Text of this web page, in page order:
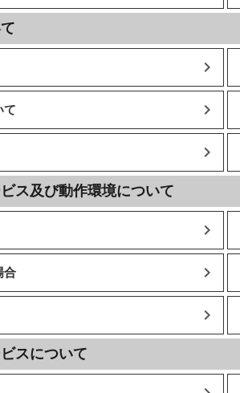
て
ス及び動作環境について
合
スについて